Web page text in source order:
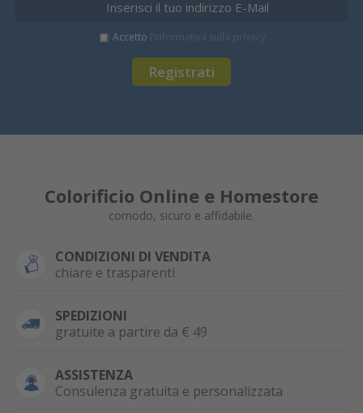
Registrati
Accetto l’informativa sulla privacy
Colorificio Online e Homestore
comodo, sicuro e affidabile.
CONDIZIONI DI VENDITA
chiare e trasparenti
SPEDIZIONI
gratuite a partire da € 49
ASSISTENZA
Consulenza gratuita e personalizzata